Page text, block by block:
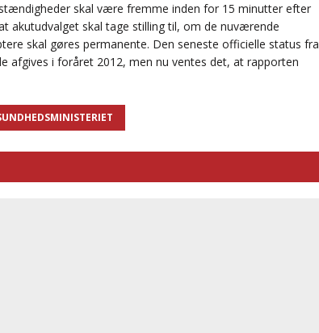
skal være fremme inden for 15 minutter efter
akutudvalget skal tage stilling til, om de nuværende
skal gøres permanente. Den seneste officielle status fra
afgives i foråret 2012, men nu ventes det, at rapporten